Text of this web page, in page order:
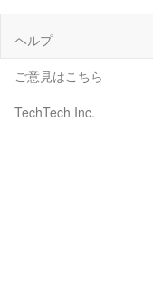
ヘルプ
ご意見はこちら
TechTech Inc.